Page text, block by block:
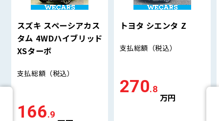
スズキ スペーシアカス
タム 4WDハイブリッド
XSターボ
支払総額 （税込）
166.9
トヨタ シエンタ Z
支払総額 （税込）
270.8
万円